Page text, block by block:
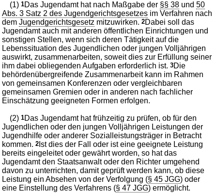
(1)1Das Jugendamt hat nach Maßgabe der §§ 38 und50
Abs. 3 Satz 2 des Jugendgerichtsgesetzes im Verfahren nach
demJugendgerichtsgesetz mitzuwirken.2Dabei soll das
Jugendamt auch mit anderen öffentlichen Einrichtungen und
sonstigen Stellen, wenn sich deren Tätigkeit auf die
Lebenssituation des Jugendlichen oder jungen Volljährigen
auswirkt, zusammenarbeiten, soweit dies zur Erfüllung seiner
ihm dabei obliegenden Aufgaben erforderlich ist.3Die
behördenübergreifende Zusammenarbeit kann im Rahmen
von gemeinsamen Konferenzen oder vergleichbaren
gemeinsamen Gremien oder in anderen nach fachlicher
Einschätzung geeigneten Formen erfolgen.
(2)1Das Jugendamt hat frühzeitig zu prüfen, ob für den
Jugendlichen oder den jungen Volljährigen Leistungen der
Jugendhilfe oder anderer Sozialleistungsträger in Betracht
kommen.2 Ist dies der Fall oder ist eine geeignete Leistung
bereits eingeleitet oder gewährt worden, so hat das
Jugendamt den Staatsanwalt oder den Richter umgehend
davon zu unterrichten, damit geprüft werden kann, ob diese
Leistung ein Absehen von der Verfolgung (§ 45 JGG) oder
eine Einstellung des Verfahrens (§ 47 JGG) ermöglicht.